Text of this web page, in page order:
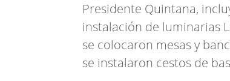
Presidente Quintana,
instalación de luminarias
se colocaron mesas y
se instalaron cestos de